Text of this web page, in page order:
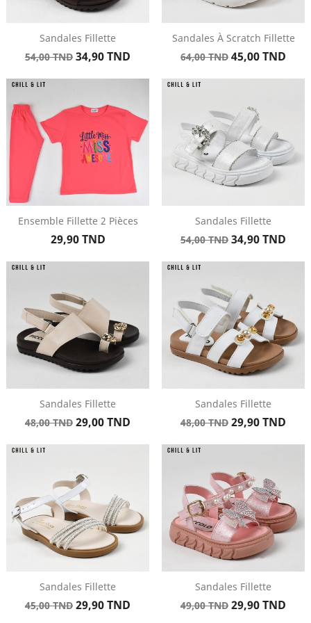
Sandales Fillette
Prix
base
54,00 TND Prix
34,90 TND
Sandales À Scratch Fillette
Prix
base
64,00 TND Prix
45,00 TND
Ensemble Fillette 2 Pièces
Prix
29,90 TND
Sandales Fillette
Prix
base
54,00 TND Prix
34,90 TND
Sandales Fillette
Prix
base
48,00 TND Prix
29,00 TND
Sandales Fillette
Prix
base
48,00 TND Prix
29,90 TND
Sandales Fillette
Prix
45,00 TND Prix
29,90 TND
Sandales Fillette
Prix
49,00 TND Prix
29,90 TND